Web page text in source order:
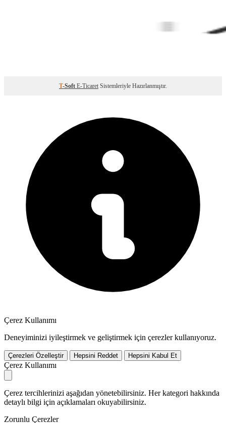
T-Soft E-Ticaret Sistemleriyle Hazırlanmıştır.
Çerez Kullanımı
Deneyiminizi iyileştirmek ve geliştirmek için çerezler kullanıyoruz.
Çerezleri Özelleştir Hepsini Reddet Hepsini Kabul Et
Çerez Kullanımı
Çerez tercihlerinizi aşağıdan yönetebilirsiniz. Her kategori hakkında
detaylı bilgi için açıklamaları okuyabilirsiniz.
Zorunlu Çerezler